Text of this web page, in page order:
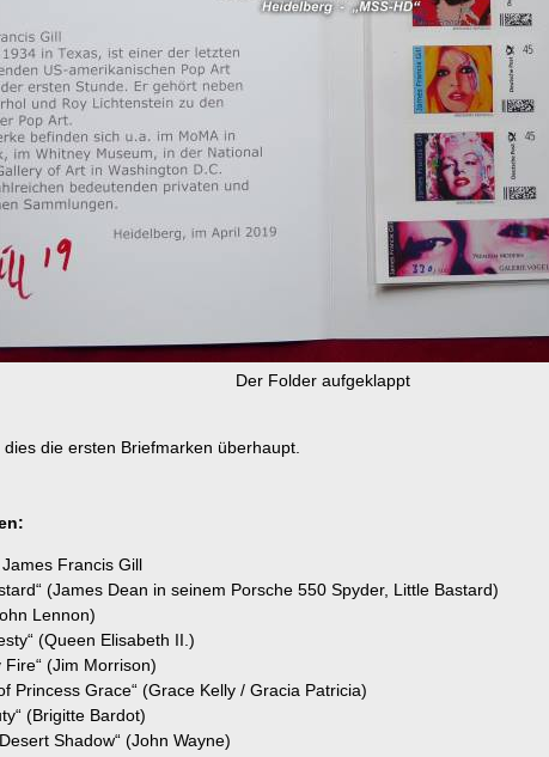
Der Folder aufgeklappt
die ersten Briefmarken überhaupt.
Francis Gill
(James Dean in seinem Porsche 550 Spyder, Little Bastard)
Lennon)
(Queen Elisabeth II.)
Fire“ (Jim Morrison)
Princess Grace“ (Grace Kelly / Gracia Patricia)
(Brigitte Bardot)
Shadow“ (John Wayne)